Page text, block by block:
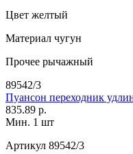
Цвет желтый
Материал чугун
Прочее рычажный
89542/3
Пуансон переходник
835.89 р.
Мин. 1 шт
Артикул 89542/3